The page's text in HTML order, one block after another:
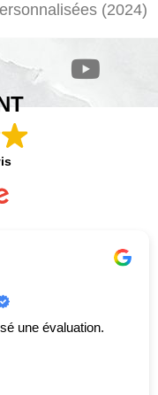
(2024)
une évaluation.